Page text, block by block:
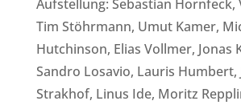
Aufstellung: Sebastian Hornfeck,
Tim Stöhrmann, Umut Kamer,
Hutchinson, Elias Vollmer, Jonas
Sandro Losavio, Lauris Humbert,
Strakhof, Linus Ide, Moritz